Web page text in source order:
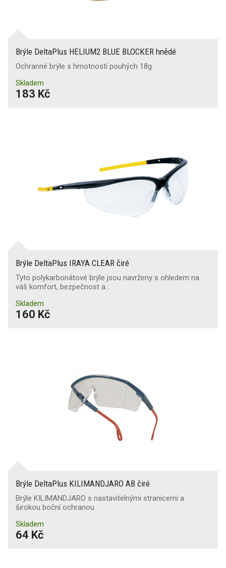
Brýle DeltaPlus HELIUM2 BLUE BLOCKER hnědé
Ochranné brýle s hmotností pouhých 18g
Skladem
183 Kč
Brýle DeltaPlus IRAYA CLEAR čiré
Tyto polykarbonátové brýle jsou navrženy s ohledem na
váš komfort, bezpečnost a…
Skladem
160 Kč
Brýle DeltaPlus KILIMANDJARO AB čiré
Brýle KILIMANDJARO s nastavitelnými stranicemi a
širokou boční ochranou
Skladem
64 Kč